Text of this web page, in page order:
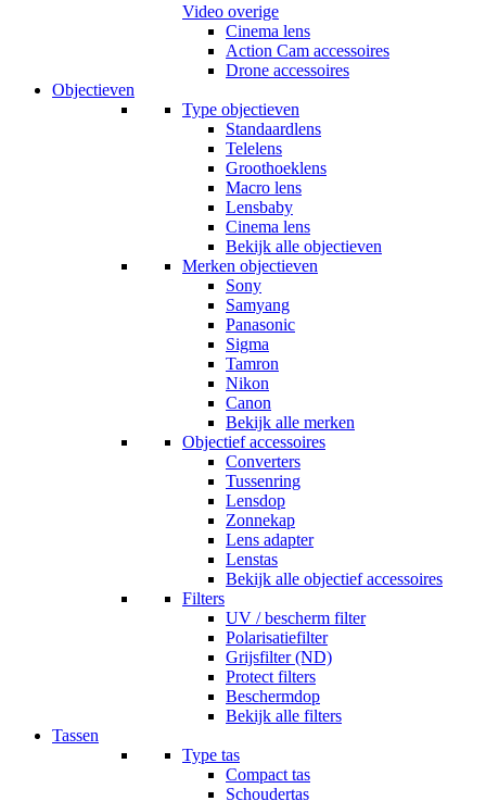
Video overige
Cinema lens
Action Cam accessoires
Drone accessoires
Objectieven
Type objectieven
Standaardlens
Telelens
Groothoeklens
Macro lens
Lensbaby
Cinema lens
Bekijk alle objectieven
Merken objectieven
Sony
Samyang
Panasonic
Sigma
Tamron
Nikon
Canon
Bekijk alle merken
Objectief accessoires
Converters
Tussenring
Lensdop
Zonnekap
Lens adapter
Lenstas
Bekijk alle objectief accessoires
Filters
UV / bescherm filter
Polarisatiefilter
Grijsfilter (ND)
Protect filters
Beschermdop
Bekijk alle filters
Tassen
Type tas
Compact tas
Schoudertas